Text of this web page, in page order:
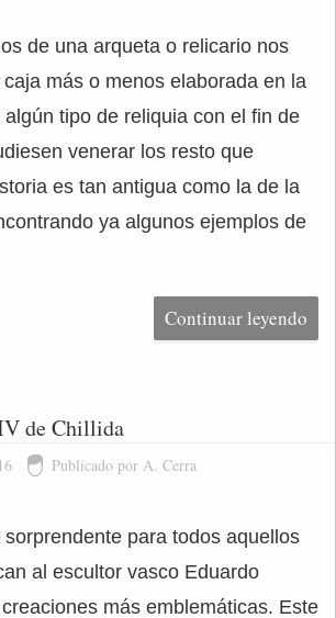
de una arqueta o relicario nos
más o menos elaborada en la
tipo de reliquia con el fin de
venerar los resto que
es tan antigua como la de la
ya algunos ejemplos de
Continuar leyendo
de Chillida
Publicado por A. Cerra
para todos aquellos
al escultor vasco Eduardo
más emblemáticas. Este